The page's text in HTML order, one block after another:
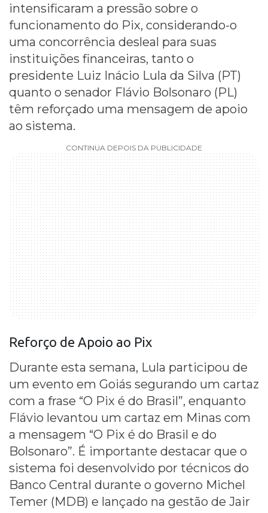
intensificaram a pressão sobre o
funcionamento do Pix, considerando-o
uma concorrência desleal para suas
instituições financeiras, tanto o
presidente Luiz Inácio Lula da Silva (PT)
quanto o senador Flávio Bolsonaro (PL)
têm reforçado uma mensagem de apoio
ao sistema.
CONTINUA DEPOIS DA PUBLICIDADE
Reforço de Apoio ao Pix
Durante esta semana, Lula participou de
um evento em Goiás segurando um cartaz
com a frase “O Pix é do Brasil”, enquanto
Flávio levantou um cartaz em Minas com
a mensagem “O Pix é do Brasil e do
Bolsonaro”. É importante destacar que o
sistema foi desenvolvido por técnicos do
Banco Central durante o governo Michel
Temer (MDB) e lançado na gestão de Jair